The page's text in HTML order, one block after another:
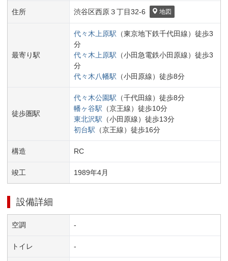
住所 渋谷区西原３丁目32-6 地図
最寄り駅
代々木上原駅 （東京地下鉄千代田線） 徒歩3
分
代々木上原駅 （小田急電鉄小田原線） 徒歩3
分
代々木八幡駅 （小田原線） 徒歩8分
徒歩圏駅
代々木公園駅 （千代田線） 徒歩8分
幡ヶ谷駅 （京王線） 徒歩10分
東北沢駅 （小田原線） 徒歩13分
初台駅 （京王線） 徒歩16分
構造 RC
竣工 1989年4月
設備詳細
空調 -
トイレ -